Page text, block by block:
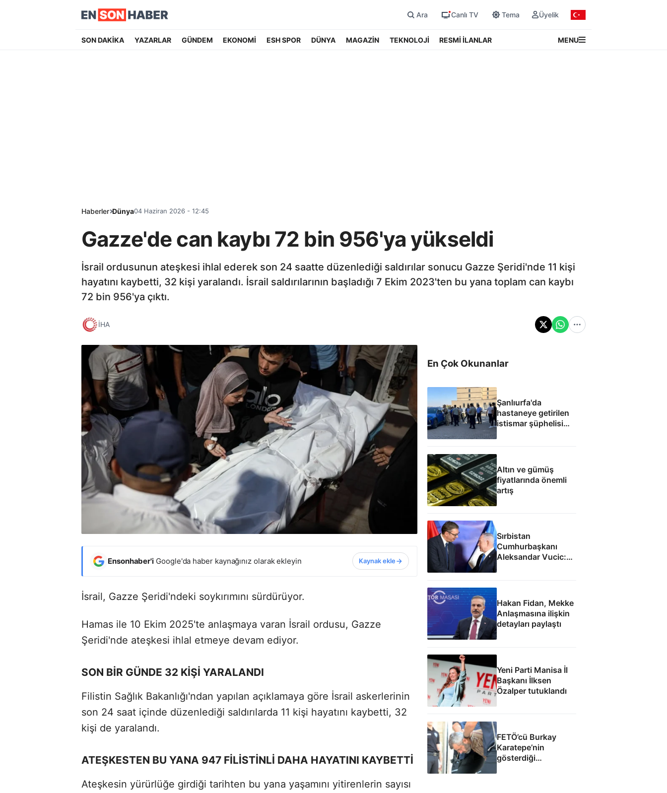
Ara Canlı TV Tema Üyelik
SON DAKİKA YAZARLAR GÜNDEM EKONOMİ ESH SPOR DÜNYA MAGAZİN TEKNOLOJİ RESMİ İLANLAR MENU
Haberler Dünya04 Haziran 2026 - 12:45
Gazze'de can kaybı 72 bin 956'ya yükseldi
İsrail ordusunun ateşkesi ihlal ederek son 24 saatte düzenlediği saldırılar sonucu Gazze Şeridi'nde 11 kişi
hayatını kaybetti, 32 kişi yaralandı. İsrail saldırılarının başladığı 7 Ekim 2023'ten bu yana toplam can kaybı
72 bin 956'ya çıktı.
İHA
Ensonhaber'i Google'da haber kaynağınız olarak ekleyin Kaynak ekle
İsrail, Gazze Şeridi'ndeki soykırımını sürdürüyor.
Hamas ile 10 Ekim 2025'te anlaşmaya varan İsrail ordusu, Gazze
Şeridi'nde ateşkesi ihlal etmeye devam ediyor.
SON BİR GÜNDE 32 KİŞİ YARALANDI
Filistin Sağlık Bakanlığı'ndan yapılan açıklamaya göre İsrail askerlerinin
son 24 saat içinde düzenlediği saldırılarda 11 kişi hayatını kaybetti, 32
kişi de yaralandı.
ATEŞKESTEN BU YANA 947 FİLİSTİNLİ DAHA HAYATINI KAYBETTİ
Ateşkesin yürürlüğe girdiği tarihten bu yana yaşamını yitirenlerin sayısı
En Çok Okunanlar
Şanlıurfa'da
hastaneye getirilen
istismar şüphelisi
silahlı saldırıda
Altın ve gümüş
fiyatlarında önemli
artış
Sırbistan
Cumhurbaşkanı
Aleksandar Vucic:
İsrail ile SİHA
Hakan Fidan, Mekke
Anlaşmasına ilişkin
detayları paylaştı
Yeni Parti Manisa İl
Başkanı İlksen
Özalper tutuklandı
FETÖ’cü Burkay
Karatepe’nin
gösterdiği